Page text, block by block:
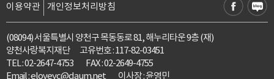
이용약관 개인정보처리방침
(08094) 서울특별시 양천구 목동동로 81, 해누리타운 9층 (재)
양천사랑복지재단 고유번호 : 117-82-03451
TEL : 02-2647-4753
FAX : 02-2649-4755
Email :eloveyc@daum.net 이사장 : 윤영민